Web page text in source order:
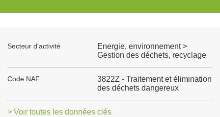
Secteur d'activité
Energie, environnement >
Gestion des déchets, recyclage
Code NAF
3822Z - Traitement et élimination
des déchets dangereux
> Voir toutes les données clés